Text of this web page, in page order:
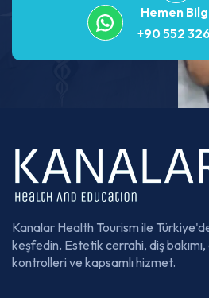
Hemen
+90 552
Kanalar Health Tourism ile
keşfedin. Estetik cerrahi, diş
kontrolleri ve kapsamlı hizmet.